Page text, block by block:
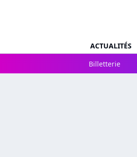
ACTUALITÉS
Billetterie